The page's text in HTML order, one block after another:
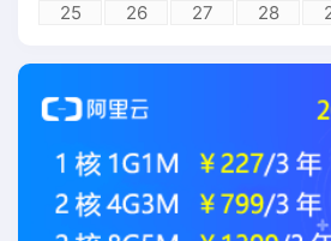
25
26 27 28